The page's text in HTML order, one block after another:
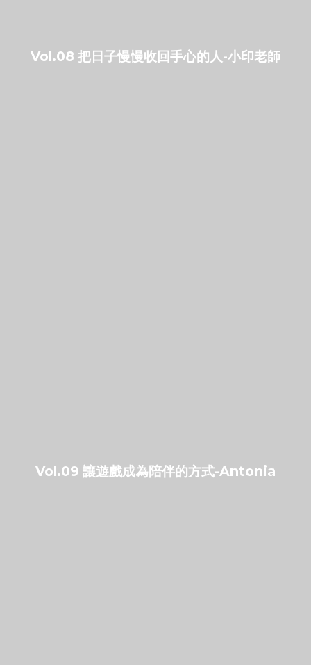
Vol.08 把日子慢慢收回手心的人-小印老師
Vol.09 讓遊戲成為陪伴的方式-Antonia